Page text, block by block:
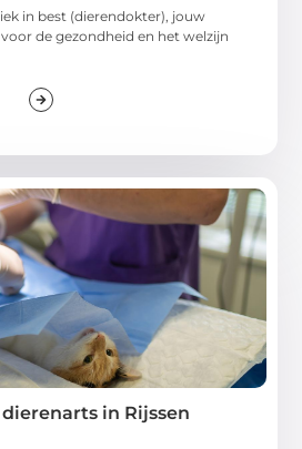
in best (dierendokter), jouw
de gezondheid en het welzijn
in Rijssen